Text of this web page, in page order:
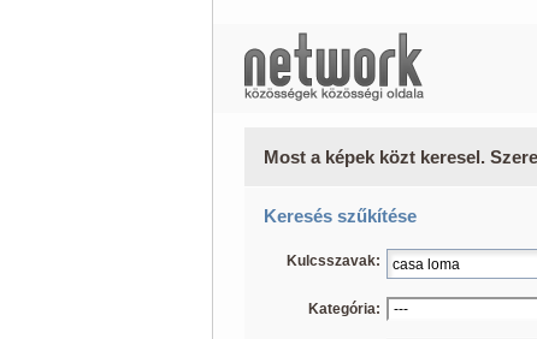
Most a képek közt keresel.
Keresés szűkítése
Kulcsszavak:
Kategória: